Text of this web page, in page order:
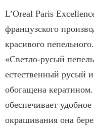
L’Oreal Paris
французского
красивого
«Светло-русый
естественный русый
обогащена
обеспечивает
окрашивания она